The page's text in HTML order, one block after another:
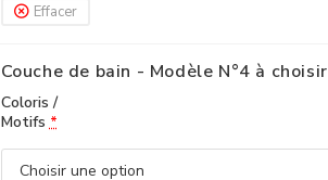
Effacer
Couche de bain - Modèle N°4 à choisir
Coloris /
Motifs*